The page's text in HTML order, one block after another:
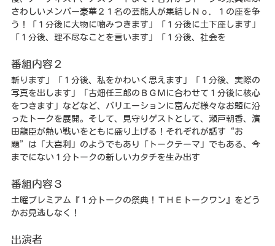
さわしいメンバー豪華２１名の芸能人が集結しＮｏ．１の座を争
う！「１分後に大物に噛みつきます」「１分後に土下座します」
「１分後、理不尽なことを言います」「１分後、社会を
番組内容２
斬ります」「１分後、私をかわいく思えます」「１分後、実際の
写真を出します」「古畑任三郎のＢＧＭに合わせて１分後に核心
をつきます」などなど、バリエーションに富んだ様々なお題に沿
ったトークを展開。そして、見守りゲストとして、瀬戸朝香、濱
田龍臣が熱い戦いをともに盛り上げる！それぞれが話す“お
題”は「大喜利」のようでもあり「トークテーマ」でもある、今
までにない１分トークの新しいカタチを生み出す
番組内容３
土曜プレミアム『１分トークの祭典！ＴＨＥトークワン』をどう
かお見逃しなく！
出演者